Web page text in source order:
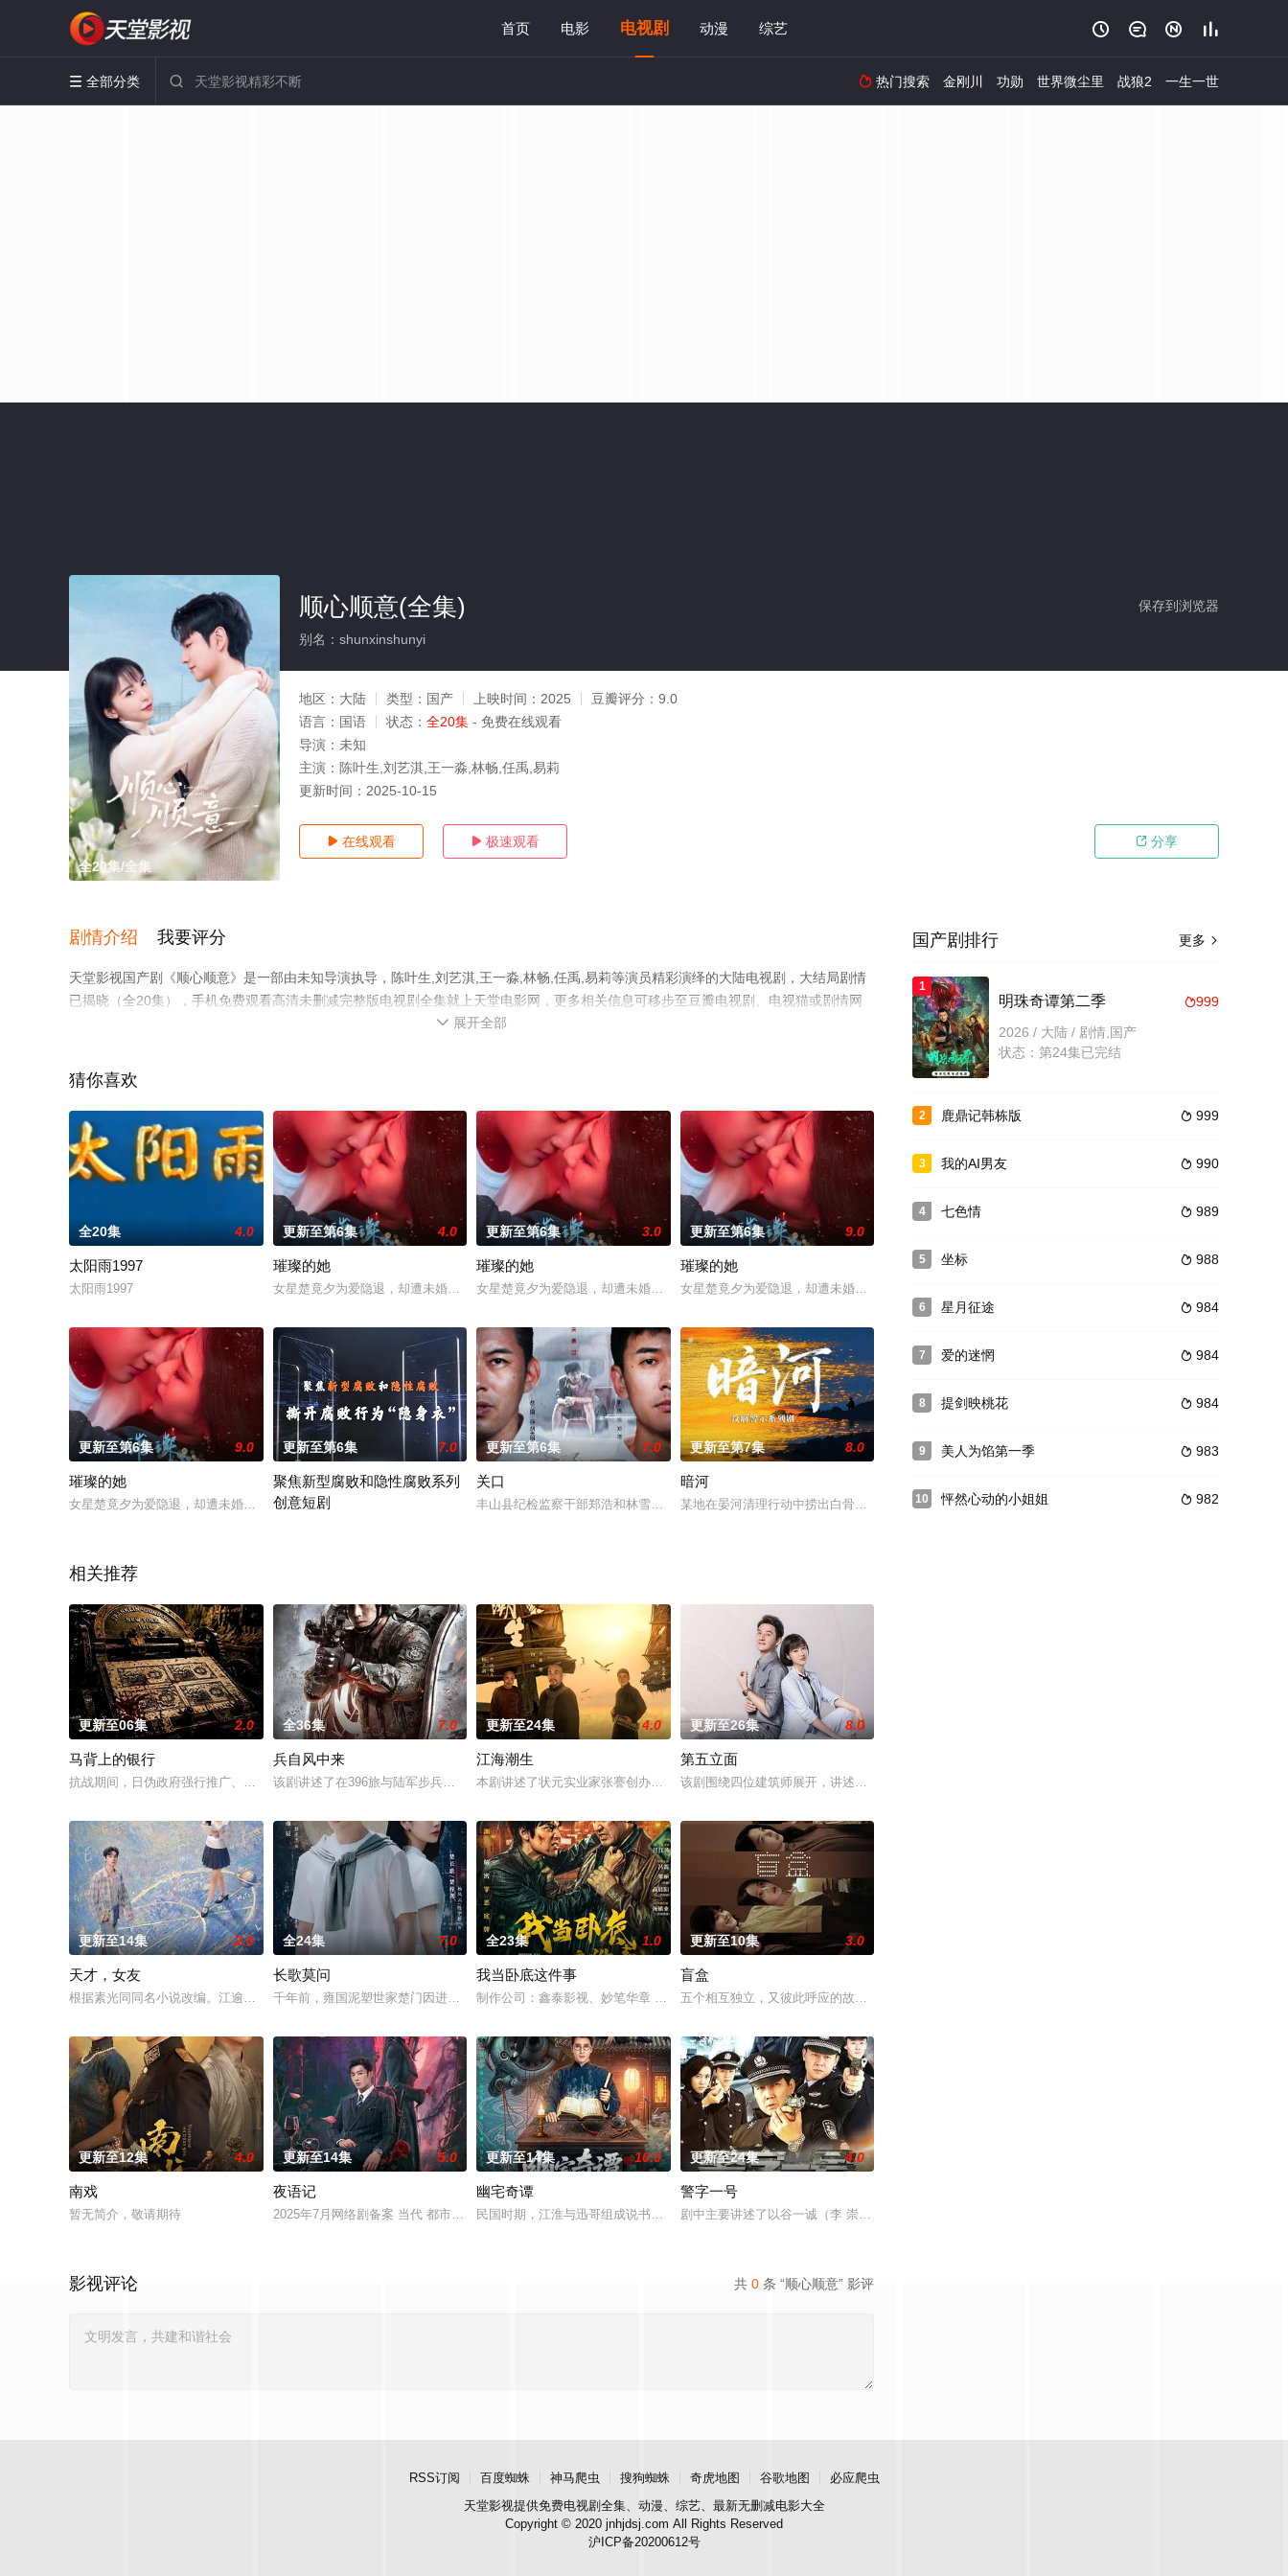
首页 电影 电视剧 动漫 综艺    
 全部分类   热门搜索 金刚川 功勋 世界微尘里 战狼2 一生一世
全20集/全集
保存到浏览器
顺心顺意(全集)
别名：shunxinshunyi
地区： 大陆 类型： 国产 上映时间： 2025 豆瓣评分： 9.0
语言： 国语 状态： 全20集 - 免费在线观看
导演： 未知
主演： 陈叶生,刘艺淇,王一淼,林畅,任禹,易莉
更新时间： 2025-10-15
 在线观看  极速观看  分享
剧情介绍 我要评分
天堂影视国产剧《顺心顺意》是一部由未知导演执导，陈叶生,刘艺淇,王一淼,林畅,任禹,易莉等演员精彩演绎的大陆电视剧，大结局剧情
已揭晓（全20集），手机免费观看高清未删减完整版电视剧全集就上天堂电影网，更多相关信息可移步至豆瓣电视剧、电视猫或剧情网
 展开全部
猜你喜欢
全20集 4.0
太阳雨1997
太阳雨1997
更新至第6集 4.0
璀璨的她
女星楚竟夕为爱隐退，却遭未婚夫齐思秦背叛，她在婚礼上揭露其丑行后离开，事业陷入低谷。在经纪人闺蜜洋洋鼓励下，楚竟夕创立影视公司，并得到铁杆粉丝何铮的陪伴
更新至第6集 3.0
璀璨的她
女星楚竟夕为爱隐退，却遭未婚夫齐思秦背叛，她在婚礼上揭露其丑行后离开，事业陷入低谷。在经纪人闺蜜洋洋鼓励下，楚竟夕创立影视公司，
更新至第6集 9.0
璀璨的她
女星楚竟夕为爱隐退，却遭未婚夫齐思秦背叛，她在婚礼上揭露其丑行后离开，事业陷入低谷。在经纪人闺
更新至第6集 9.0
璀璨的她
女星楚竟夕为爱隐退，却遭未婚夫齐思秦背叛，她在婚礼上揭露其丑行后离开，事业陷入低谷。在经纪人闺蜜洋洋鼓励下，楚竟夕创立影视公司，并得到铁杆粉丝何铮的陪伴
更新至第6集 7.0
聚焦新型腐败和隐性腐败系列
创意短剧
更新至第6集 7.0
关口
丰山县纪检监察干部郑浩和林雪在帮助大货车司机周计怀申办道路运输证的过程中，抽丝剥茧查处县交通运输领域官商勾结、吃拿卡要，甚至形成
更新至第7集 8.0
暗河
某地在晏河清理行动中捞出白骨，继而牵出二十年前煤矿整合、矿难瞒报与跨河工程污染等一系列案件。省
相关推荐
更新至06集 2.0
马背上的银行
抗战期间，日伪政府强行推广、使用由“中国准备银行”发行的伪钞货币。根据党中央指示，高景波、徐邵梁、孙希光和黄鹰等人开始筹备建立冀南银行，手艺人张宝田在共
全36集 7.0
兵自风中来
该剧讲述了在396旅与陆军步兵学院联合举办的小型军事演习中，郭子剑因不满演习流于形式，假传指令要求真打实抗，虽引发哗然，却获赏识调任396旅一营营长。他
更新至24集 4.0
江海潮生
本剧讲述了状元实业家张謇创办大生企业，实业报国的故事。甲午战争后，国家蒙羞，张謇虽高中状元，却渴望寻求强国之路。他毅然弃政从商，
更新至26集 8.0
第五立面
该剧围绕四位建筑师展开，讲述了他们在中意合作项目中面对专业挑战与境外竞争，通过创新实践实现本土设
更新至14集 2.0
天才，女友
根据素光同同名小说改编。江逾白长大以后，林知夏忽然对他说：“江逾白，我喜欢你，哲学和生物学意义上的喜欢。”那个夜晚，他脸颊微热，还听见自己加速的心跳声…
全24集 7.0
长歌莫问
千年前，雍国泥塑世家楚门因进贡的“十二生肖”离奇流血炸裂，惨遭满门流放，楚父以死鸣冤。楚家大小姐楚梓鸢带着滔天恨意，在屠刀落地的瞬间，灵魂跨越千年，附身
全23集 1.0
我当卧底这件事
制作公司：鑫泰影视、妙笔华章 题材：警匪、反诈 规格：15分钟X24集 拍摄地点：广东 出品人：郑伟、梁可青、孟钰辰、刘凌爽 总制片人：刘习
更新至10集 3.0
盲盒
五个相互独立，又彼此呼应的故事——用一场精心策划的“夏令营”完成复仇的受害者；临终前与遗憾和解的“无
更新至12集 4.0
南戏
暂无简介，敬请期待
更新至14集 5.0
夜语记
2025年7月网络剧备案 当代 都市 海南越酷文化传媒有限公司
更新至14集 10.0
幽宅奇谭
民国时期，江淮与迅哥组成说书班子，偶遇“白天人住屋，晚上鬼占房”的阴阳宅，江淮被掳走配“阴婚”。他与女探长穆英搭档，侦破阎王娶亲、五鬼
更新至24集 4.0
警字一号
剧中主要讲述了以谷一诚（李 崇霄饰演）为代表的冀北市公安刑警用自己 的超凡的智慧与过人的勇气，屡破
共 0 条 “顺心顺意” 影评
影视评论
更多 
国产剧排行
1
999
明珠奇谭第二季
2026 / 大陆 / 剧情,国产
状态：第24集已完结
2  999
鹿鼎记韩栋版
3  990
我的AI男友
4  989
七色情
5  988
坐标
6  984
星月征途
7  984
爱的迷惘
8  984
提剑映桃花
9  983
美人为馅第一季
10  982
怦然心动的小姐姐
RSS订阅 百度蜘蛛 神马爬虫 搜狗蜘蛛 奇虎地图 谷歌地图
必应爬虫
天堂影视提供免费电视剧全集、动漫、综艺、最新无删减电影大全
Copyright © 2020 jnhjdsj.com All Rights Reserved
沪ICP备20200612号